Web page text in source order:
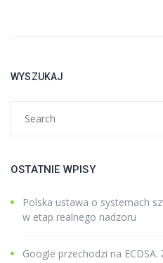
WYSZUKAJ
OSTATNIE WPISY
Polska ustawa o systemach
w etap realnego nadzoru
Google przechodzi na